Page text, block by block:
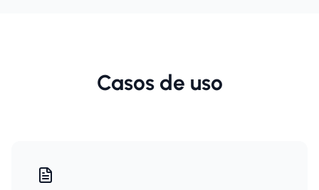
Casos de uso